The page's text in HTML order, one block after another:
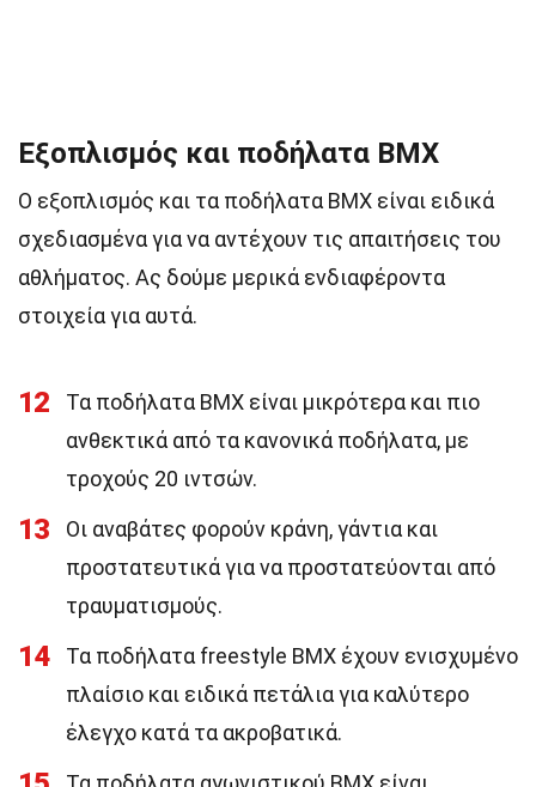
Εξοπλισμός και ποδήλατα BMX
Ο εξοπλισμός και τα ποδήλατα BMX είναι ειδικά
σχεδιασμένα για να αντέχουν τις απαιτήσεις του
αθλήματος. Ας δούμε μερικά ενδιαφέροντα
στοιχεία για αυτά.
12
Τα ποδήλατα BMX είναι μικρότερα και πιο
ανθεκτικά από τα κανονικά ποδήλατα, με
τροχούς 20 ιντσών.
13
Οι αναβάτες φορούν κράνη, γάντια και
προστατευτικά για να προστατεύονται από
τραυματισμούς.
14
Τα ποδήλατα freestyle BMX έχουν ενισχυμένο
πλαίσιο και ειδικά πετάλια για καλύτερο
έλεγχο κατά τα ακροβατικά.